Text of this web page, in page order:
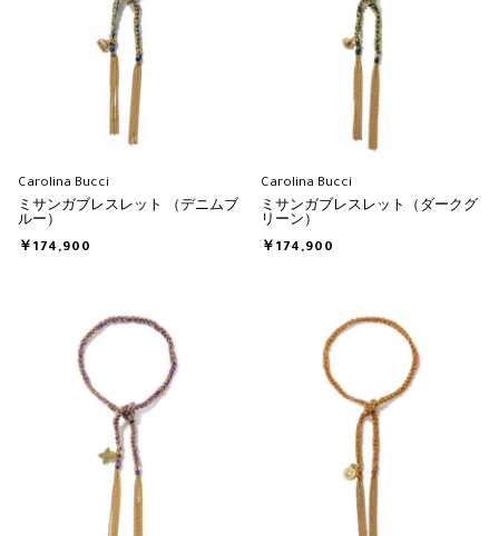
Carolina Bucci
ミサンガブレスレット （デニムブ
ルー）
￥174,900
Carolina Bucci
ミサンガブレスレット（ダークグ
リーン）
￥174,900